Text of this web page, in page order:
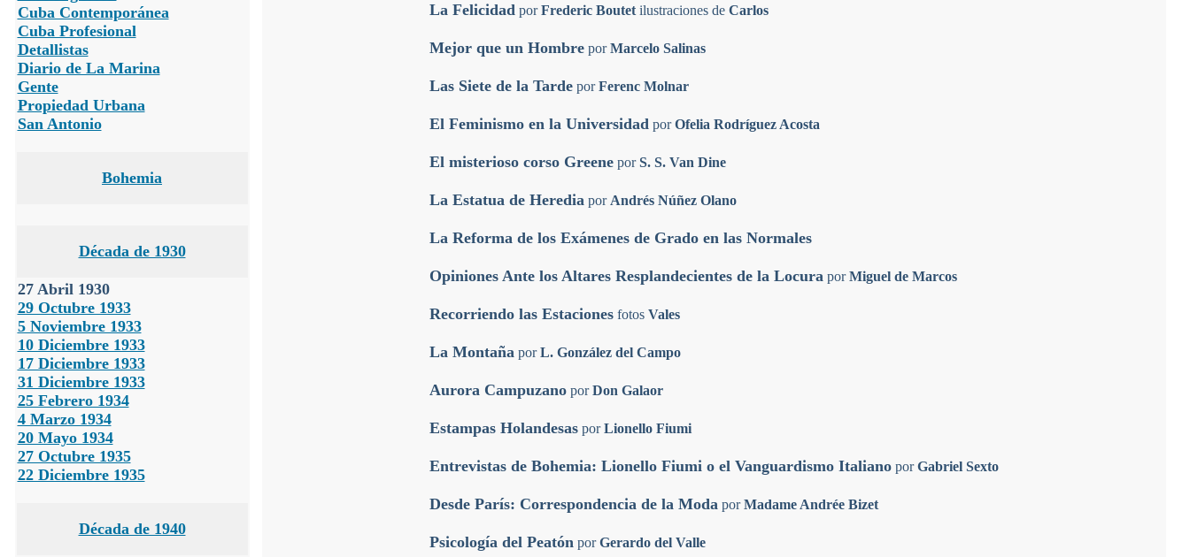
Cuba Contemporánea
Cuba Profesional
Detallistas
Diario de La Marina
Gente
Propiedad Urbana
San Antonio
Bohemia
Década de 1930
27 Abril 1930
29 Octubre 1933
5 Noviembre 1933
10 Diciembre 1933
17 Diciembre 1933
31 Diciembre 1933
25 Febrero 1934
4 Marzo 1934
20 Mayo 1934
27 Octubre 1935
22 Diciembre 1935
Década de 1940
La Felicidad porFrederic Boutet ilustraciones de Carlos
Mejor que un Hombre porMarcelo Salinas
Las Siete de la Tarde porFerenc Molnar
El Feminismo en la Universidad porOfelia Rodríguez Acosta
El misterioso corso Greene porS. S. Van Dine
La Estatua de Heredia por Andrés Núñez Olano
La Reforma de los Exámenes de Grado en las Normales
Opiniones Ante los Altares Resplandecientes de la Locura porMiguel de Marcos
Recorriendo las Estaciones fotos Vales
La Montaña porL. González del Campo
Aurora Campuzano porDon Galaor
Estampas Holandesas porLionello Fiumi
Entrevistas de Bohemia: Lionello Fiumi o el Vanguardismo Italiano porGabriel Sexto
Desde París: Correspondencia de la Moda porMadame Andrée Bizet
Psicología del Peatón porGerardo del Valle